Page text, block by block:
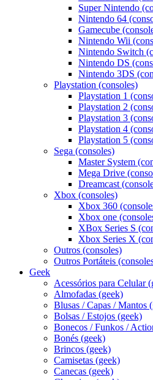
Super Nintendo
Nintendo 64
Gamecube
Nintendo Wii
Nintendo Switch
Nintendo DS
Nintendo 3DS
Playstation (consoles)
Playstation 1
Playstation 2
Playstation 3
Playstation 4
Playstation 5
Sega (consoles)
Master System
Mega Drive
Dreamcast
Xbox (consoles)
Xbox 360
Xbox one
XBox Series S
Xbox Series X
Outros (consoles)
Outros Portáteis
Geek
Acessórios para Celular
Almofadas (geek)
Blusas / Capas / Mantos
Bolsas / Estojos (geek)
Bonecos / Funkos /
Bonés (geek)
Brincos (geek)
Camisetas (geek)
Canecas (geek)